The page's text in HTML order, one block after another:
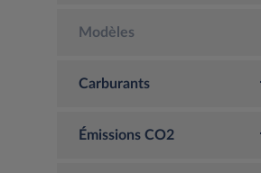
Modèles
Carburants
Émissions CO2